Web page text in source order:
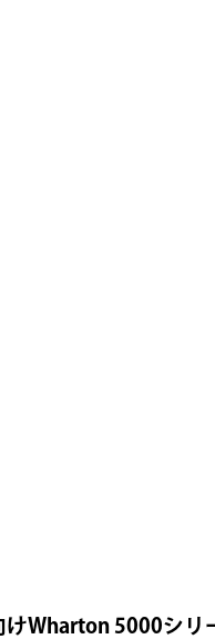
Wharton 5000シリ